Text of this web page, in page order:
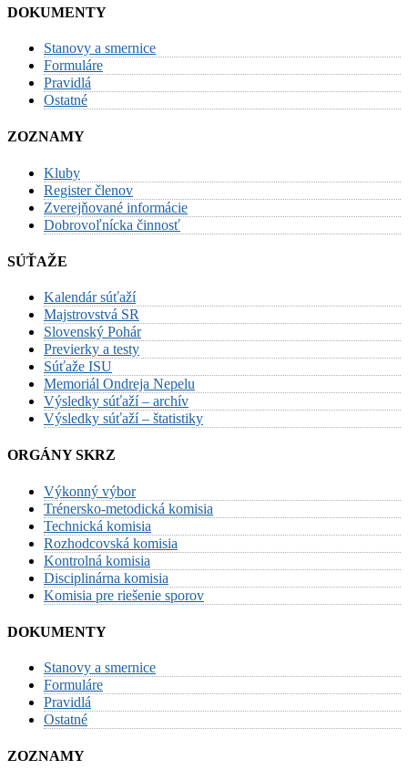
DOKUMENTY
Stanovy a smernice
Formuláre
Pravidlá
Ostatné
ZOZNAMY
Kluby
Register členov
Zverejňované informácie
Dobrovoľnícka činnosť
SÚŤAŽE
Kalendár súťaží
Majstrovstvá SR
Slovenský Pohár
Previerky a testy
Súťaže ISU
Memoriál Ondreja Nepelu
Výsledky súťaží – archív
Výsledky súťaží – štatistiky
ORGÁNY SKRZ
Výkonný výbor
Trénersko-metodická komisia
Technická komisia
Rozhodcovská komisia
Kontrolná komisia
Disciplinárna komisia
Komisia pre riešenie sporov
DOKUMENTY
Stanovy a smernice
Formuláre
Pravidlá
Ostatné
ZOZNAMY